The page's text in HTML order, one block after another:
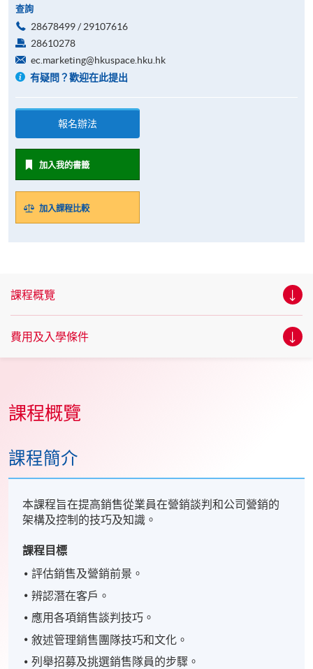
查詢
28678499 / 29107616
28610278
ec.marketing@hkuspace.hku.hk
有疑問？歡迎在此提出
報名辦法
加入我的書籤
加入課程比較
課程概覽
費用及入學條件
課程概覽
課程簡介
本課程旨在提高銷售從業員在營銷談判和公司營銷的
架構及控制的技巧及知識。
課程目標
評估銷售及營銷前景。
辨認潛在客戶。
應用各項銷售談判技巧。
敘述管理銷售團隊技巧和文化。
列舉招募及挑選銷售隊員的步驟。